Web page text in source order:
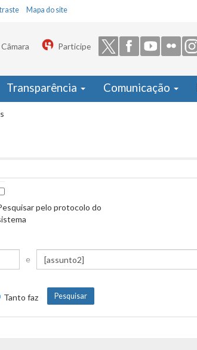
Mapa do site
Participe
Transparência Comunicação
pelo protocolo do
e
Tanto faz